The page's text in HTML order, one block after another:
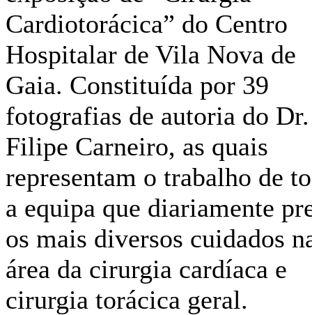
Cardiotorácica” do Centro
Hospitalar de Vila Nova de
Gaia. Constituída por 39
fotografias de autoria do Dr.
Filipe Carneiro, as quais
representam o trabalho de
a equipa que diariamente
os mais diversos cuidados
área da cirurgia cardíaca e
cirurgia torácica geral.